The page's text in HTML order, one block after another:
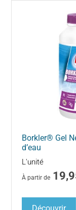
Borkler® Gel
d’eau
L'unité
À partir de